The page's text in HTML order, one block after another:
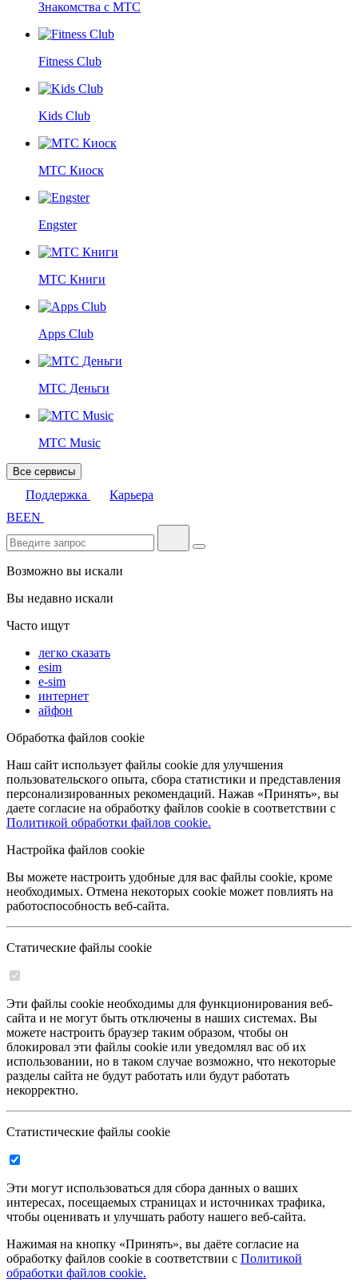
Знакомства с МТС
Fitness Club
Kids Club
МТС Киоск
Engster
МТС Книги
Apps Club
МТС Деньги
МТС Music
Все сервисы
Поддержка
Карьера
BEEN
Возможно вы искали
Вы недавно искали
Часто ищут
легко сказать
esim
e-sim
интернет
айфон
Обработка файлов cookie
Наш сайт использует файлы cookie для улучшения
пользовательского опыта, сбора статистики и представления
персонализированных рекомендаций. Нажав «Принять», вы
даете согласие на обработку файлов cookie в соответствии с
Политикой обработки файлов cookie.
Настройка файлов cookie
Вы можете настроить удобные для вас файлы cookie, кроме
необходимых. Отмена некоторых cookie может повлиять на
работоспособность веб-сайта.
Статические файлы cookie
Эти файлы cookie необходимы для функционирования веб-
сайта и не могут быть отключены в наших системах. Вы
можете настроить браузер таким образом, чтобы он
блокировал эти файлы cookie или уведомлял вас об их
использовании, но в таком случае возможно, что некоторые
разделы сайта не будут работать или будут работать
некорректно.
Статистические файлы cookie
Эти могут использоваться для сбора данных о ваших
интересах, посещаемых страницах и источниках трафика,
чтобы оценивать и улучшать работу нашего веб-сайта.
Нажимая на кнопку «Принять», вы даёте согласие на
обработку файлов cookie в соответствии с Политикой
обработки файлов cookie.